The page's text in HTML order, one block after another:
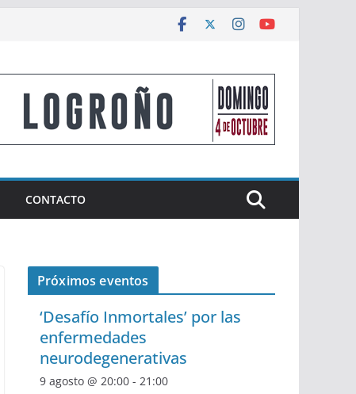
CONTACTO
Próximos eventos
‘Desafío Inmortales’ por las
enfermedades
neurodegenerativas
9 agosto @ 20:00 - 21:00